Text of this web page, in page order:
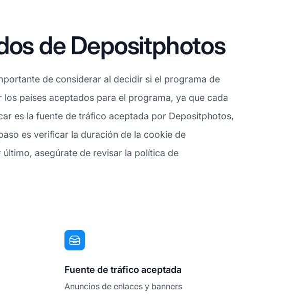
de Depositphotos
de considerar al decidir si el programa de
países aceptados para el programa, ya que cada
es la fuente de tráfico aceptada por Depositphotos,
es verificar la duración de la cookie de
asegúrate de revisar la política de
Fuente de tráfico aceptada
Anuncios de enlaces y banners